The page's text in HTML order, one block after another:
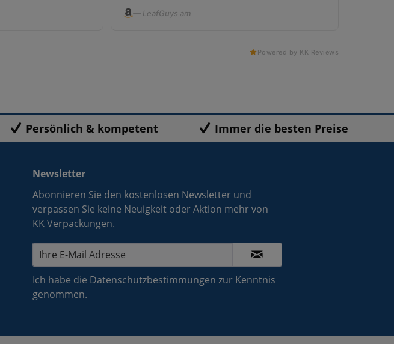
— LeafGuys am
Powered by KK Reviews
Persönlich & kompetent Immer die besten Preise
Newsletter
Abonnieren Sie den kostenlosen Newsletter und
verpassen Sie keine Neuigkeit oder Aktion mehr von
KK Verpackungen.
Ich habe die Datenschutzbestimmungen zur Kenntnis
genommen.